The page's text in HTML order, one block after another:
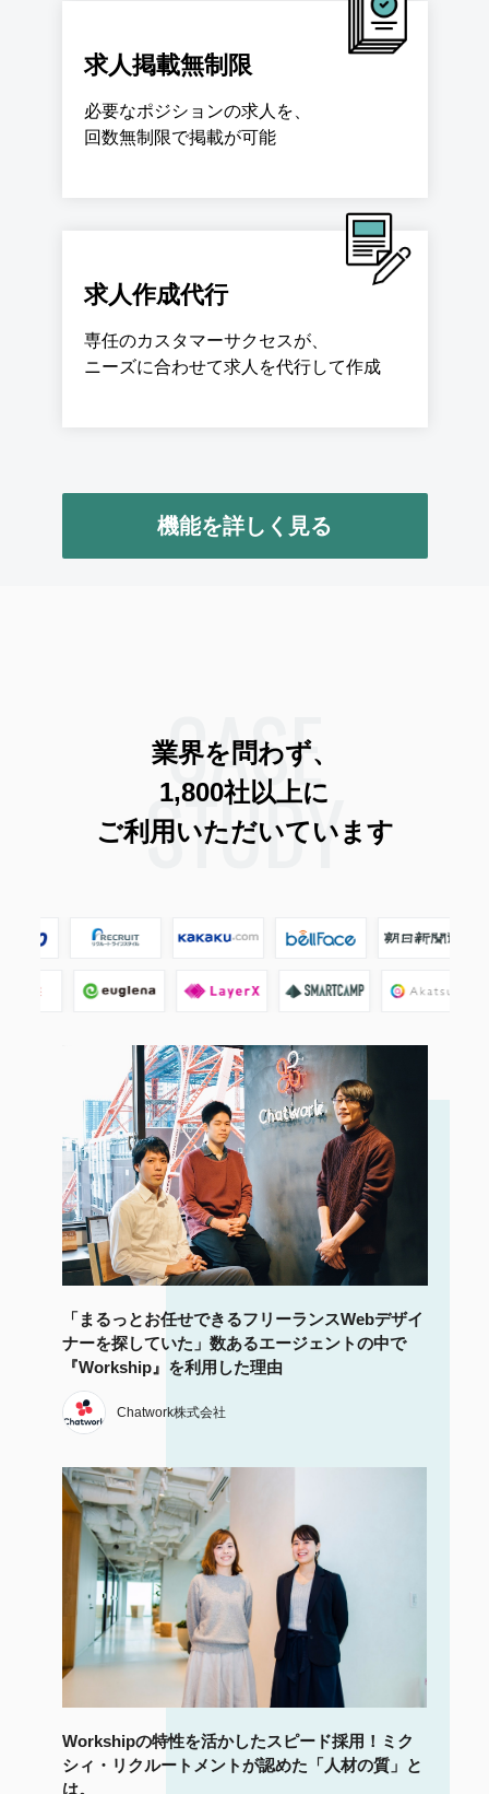
求人掲載無制限
必要なポジションの求人を、
回数無制限で掲載が可能
求人作成代行
専任のカスタマーサクセスが、
ニーズに合わせて求人を代行して作成
機能を詳しく見る
CASE
STUDY
業界を問わず、
1,800社以上に
ご利用いただいています
「まるっとお任せできるフリーランスWebデザイ
ナーを探していた」数あるエージェントの中で
『Workship』を利用した理由
Chatwork株式会社
Workshipの特性を活かしたスピード採用！ミク
シィ・リクルートメントが認めた「人材の質」と
は。